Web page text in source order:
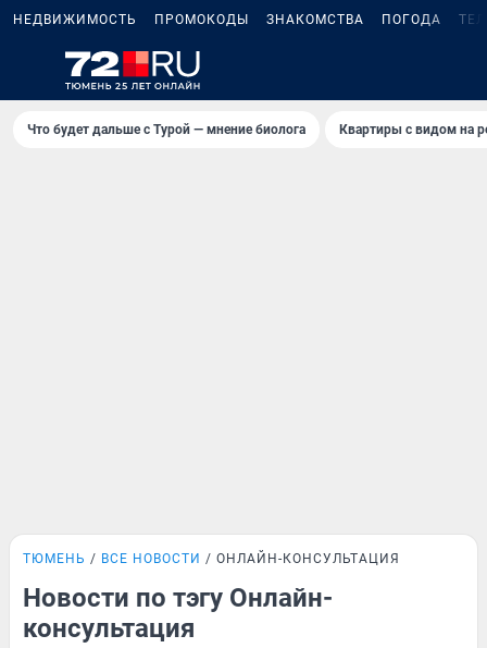
НЕДВИЖИМОСТЬ ПРОМОКОДЫ ЗНАКОМСТВА ПОГОДА
Что будет дальше с Турой — мнение биолога Квартиры с видом на
ТЮМЕНЬ ВСЕ НОВОСТИ ОНЛАЙН-КОНСУЛЬТАЦИЯ
Новости по тэгу Онлайн-
консультация